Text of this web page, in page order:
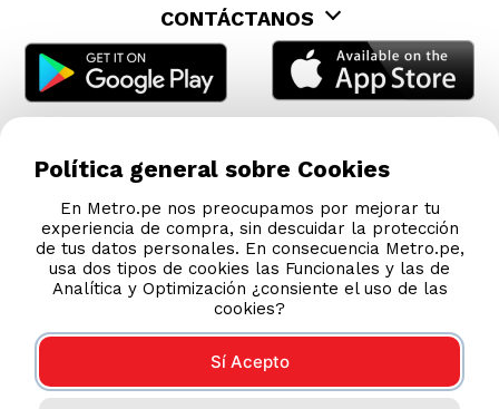
CONTÁCTANOS
COMPRAS 100% SEGURAS
Política general sobre Cookies
En Metro.pe nos preocupamos por mejorar tu
experiencia de compra, sin descuidar la protección
de tus datos personales. En consecuencia Metro.pe,
usa dos tipos de cookies las Funcionales y las de
Analítica y Optimización ¿consiente el uso de las
cookies?
Sí Acepto